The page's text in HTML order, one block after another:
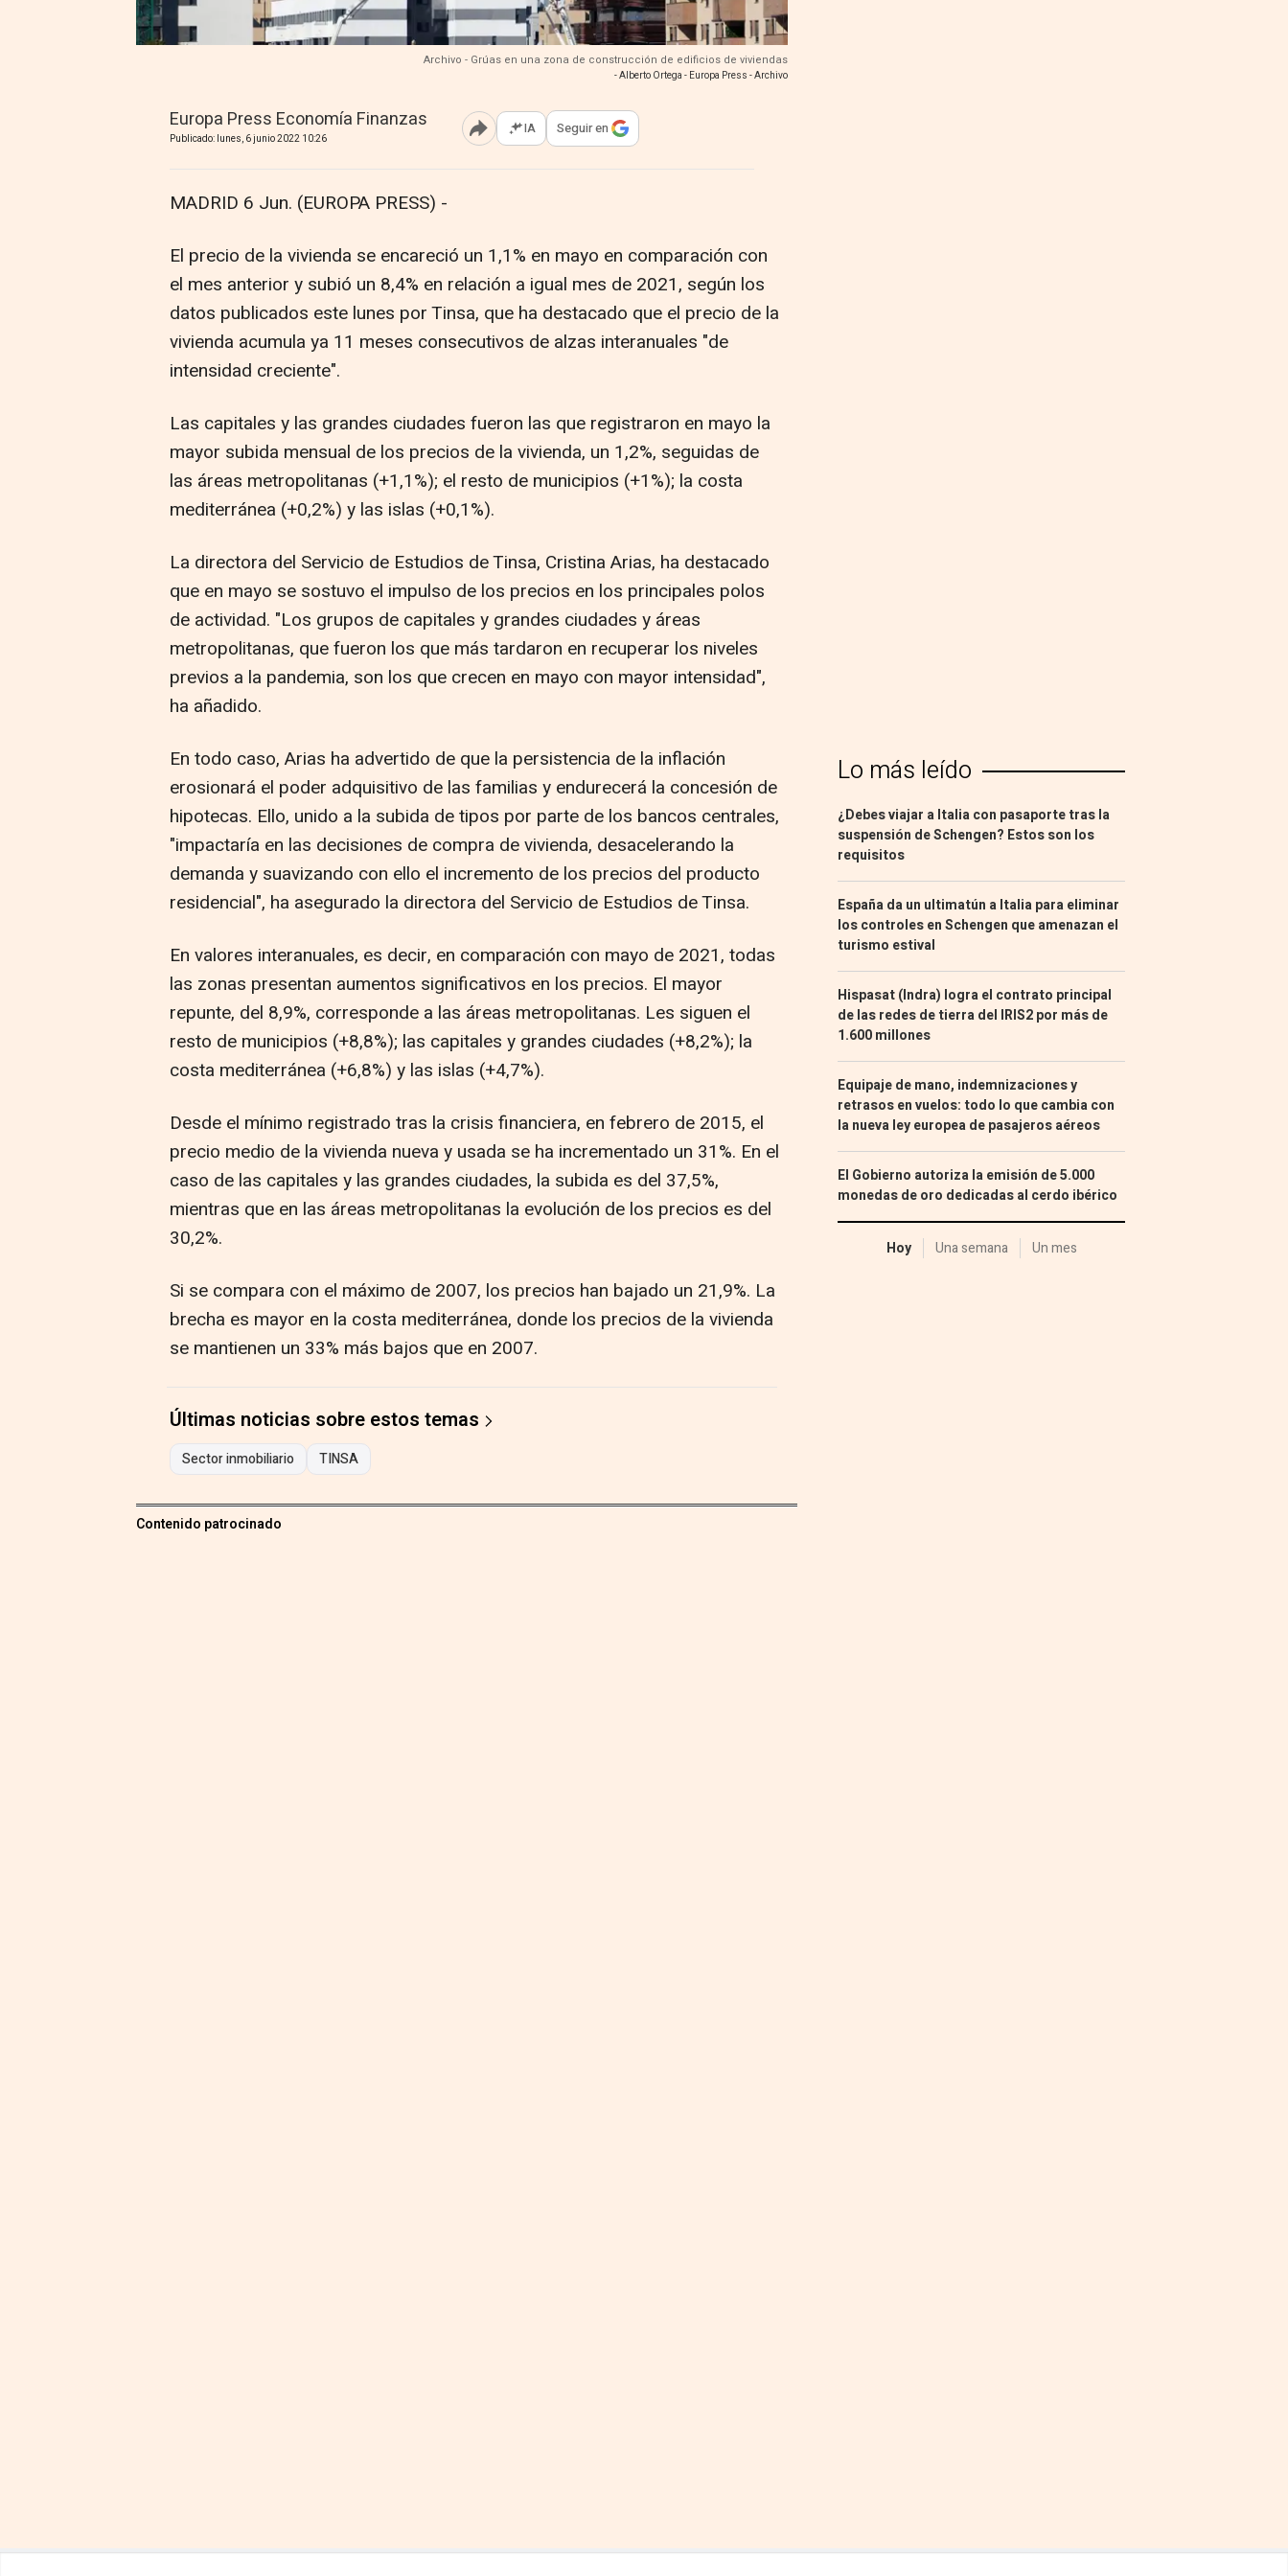
Archivo - Grúas en una zona de construcción de edificios de viviendas
- Alberto Ortega - Europa Press - Archivo
Europa Press Economía Finanzas
Publicado: lunes, 6 junio 2022 10:26 Abrir opciones para compartir
IA Seguir en
MADRID 6 Jun. (EUROPA PRESS) -
El precio de la vivienda se encareció un 1,1% en mayo en comparación con
el mes anterior y subió un 8,4% en relación a igual mes de 2021, según los
datos publicados este lunes por Tinsa, que ha destacado que el precio de la
vivienda acumula ya 11 meses consecutivos de alzas interanuales "de
intensidad creciente".
Las capitales y las grandes ciudades fueron las que registraron en mayo la
mayor subida mensual de los precios de la vivienda, un 1,2%, seguidas de
las áreas metropolitanas (+1,1%); el resto de municipios (+1%); la costa
mediterránea (+0,2%) y las islas (+0,1%).
La directora del Servicio de Estudios de Tinsa, Cristina Arias, ha destacado
que en mayo se sostuvo el impulso de los precios en los principales polos
de actividad. "Los grupos de capitales y grandes ciudades y áreas
metropolitanas, que fueron los que más tardaron en recuperar los niveles
previos a la pandemia, son los que crecen en mayo con mayor intensidad",
ha añadido.
En todo caso, Arias ha advertido de que la persistencia de la inflación
erosionará el poder adquisitivo de las familias y endurecerá la concesión de
hipotecas. Ello, unido a la subida de tipos por parte de los bancos centrales,
"impactaría en las decisiones de compra de vivienda, desacelerando la
demanda y suavizando con ello el incremento de los precios del producto
residencial", ha asegurado la directora del Servicio de Estudios de Tinsa.
En valores interanuales, es decir, en comparación con mayo de 2021, todas
las zonas presentan aumentos significativos en los precios. El mayor
repunte, del 8,9%, corresponde a las áreas metropolitanas. Les siguen el
resto de municipios (+8,8%); las capitales y grandes ciudades (+8,2%); la
costa mediterránea (+6,8%) y las islas (+4,7%).
Desde el mínimo registrado tras la crisis financiera, en febrero de 2015, el
precio medio de la vivienda nueva y usada se ha incrementado un 31%. En el
caso de las capitales y las grandes ciudades, la subida es del 37,5%,
mientras que en las áreas metropolitanas la evolución de los precios es del
30,2%.
Si se compara con el máximo de 2007, los precios han bajado un 21,9%. La
brecha es mayor en la costa mediterránea, donde los precios de la vivienda
se mantienen un 33% más bajos que en 2007.
Últimas noticias sobre estos temas
Sector inmobiliario TINSA
Contenido patrocinado
Lo más leído
¿Debes viajar a Italia con pasaporte tras la
suspensión de Schengen? Estos son los
requisitos
España da un ultimatún a Italia para eliminar
los controles en Schengen que amenazan el
turismo estival
Hispasat (Indra) logra el contrato principal
de las redes de tierra del IRIS2 por más de
1.600 millones
Equipaje de mano, indemnizaciones y
retrasos en vuelos: todo lo que cambia con
la nueva ley europea de pasajeros aéreos
El Gobierno autoriza la emisión de 5.000
monedas de oro dedicadas al cerdo ibérico
Hoy Una semana Un mes